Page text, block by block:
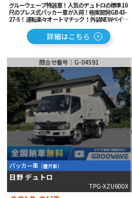
グルーウェーブ特選車！人気のデュトロの標準10
尺のプレス式パッカー車が入荷！極東開発GB43-
27-S！運転楽々オートマチック！外装NEWペイン
軽減ブレーキ等安全装備も充実！
詳細はこちら
問合せ番号：G-04591
パッカー車 （塵芥車）
日野 デュトロ
TPG-XZU600X